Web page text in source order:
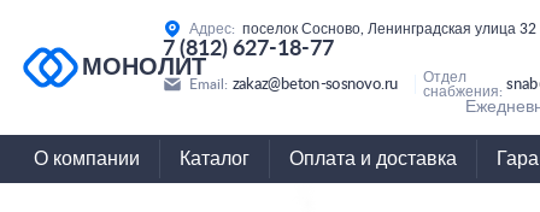
МОНОЛИТ
Адрес: поселок Сосново, Ленинградская улица 32
7 (812) 627-18-77
Email: zakaz@beton-sosnovo.ru
Отдел
снабжения:
О компании Каталог Оплата и доставка